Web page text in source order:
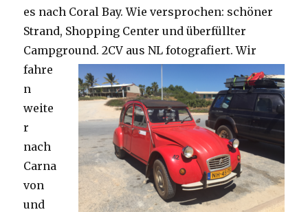
es nach Coral Bay. Wie versprochen: schöner
Strand, Shopping Center und überfüllter
Campground.2CV aus NL fotografiert. Wir
fahre
n
weite
r
nach
Carna
von
und